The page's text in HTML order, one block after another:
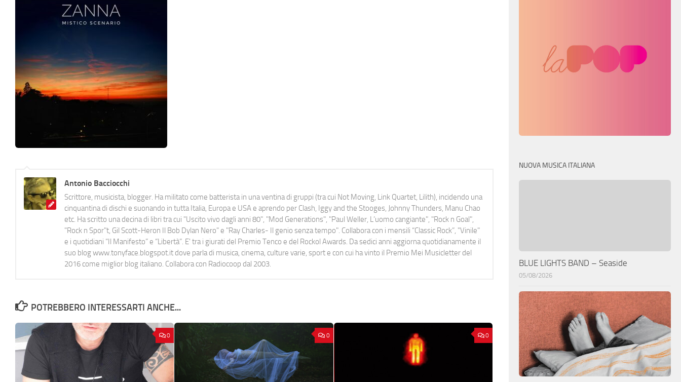
Antonio Bacciocchi
Scrittore, musicista, blogger. Ha militato come batterista in una ventina di gruppi (tra cui Not Moving, Link Quartet, Lilith), incidendo una
cinquantina di dischi e suonando in tutta Italia, Europa e USA e aprendo per Clash, Iggy and the Stooges, Johnny Thunders, Manu Chao
etc. Ha scritto una decina di libri tra cui "Uscito vivo dagli anni 80", "Mod Generations", "Paul Weller, L’uomo cangiante", "Rock n Goal",
"Rock n Spor"t, Gil Scott-Heron Il Bob Dylan Nero" e "Ray Charles- Il genio senza tempo". Collabora con i mensili “Classic Rock”, "Vinile"
e i quotidiani “Il Manifesto” e “Libertà”. E' tra i giurati del Premio Tenco e del Rockol Awards. Da sedici anni aggiorna quotidianamente il
suo blog www.tonyface.blogspot.it dove parla di musica, cinema, culture varie, sport e con cui ha vinto il Premio Mei Musicletter del
2016 come miglior blog italiano. Collabora con Radiocoop dal 2003.
POTREBBERO INTERESSARTI ANCHE...
0 0 0
NUOVA MUSICA ITALIANA
BLUE LIGHTS BAND – Seaside
05/08/2026